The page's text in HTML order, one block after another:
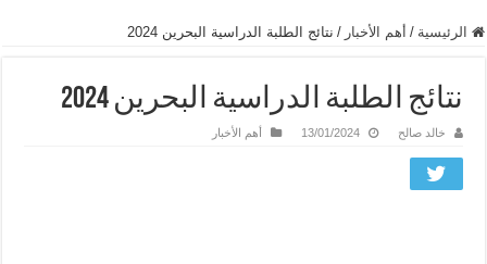
الرئيسية / أهم الأخبار / نتائج الطلبة الدراسية البحرين 2024
نتائج الطلبة الدراسية البحرين 2024
خالد صالح 13/01/2024 أهم الأخبار